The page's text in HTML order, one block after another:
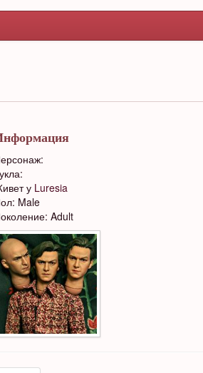
у Luresia
Male
Adult